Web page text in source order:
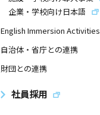
企業・学校向け日本語
English Immersion Activities
自治体・省庁との連携
財団との連携
社員採用